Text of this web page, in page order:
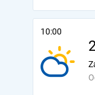
10:00